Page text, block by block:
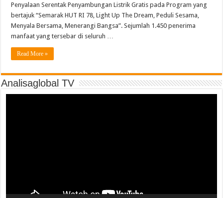
Penyalaan Serentak Penyambungan Listrik Gratis pada Program yang
bertajuk “Semarak HUT RI 78, Light Up The Dream, Peduli Sesama,
Menyala Bersama, Menerangi Bangsa”. Sejumlah 1.450 penerima
manfaat yang tersebar di seluruh …
Read More »
Analisaglobal TV